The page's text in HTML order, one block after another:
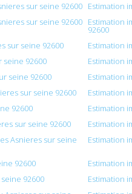
sur seine 92600 Estimation
sur seine 92600 Estimation
92600
sur seine 92600 Estimation
seine 92600
Estimation
seine 92600
Estimation
sur seine 92600
Estimation
92600
Estimation
sur seine 92600
Estimation
Asnieres sur seine
Estimation
92600 Estimation
92600
Estimation